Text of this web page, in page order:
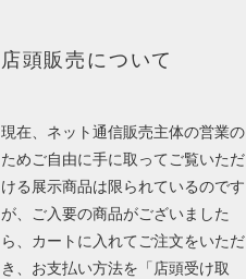
店頭販売について
現在、ネット通信販売主体の営業の
ためご自由に手に取ってご覧いただ
ける展示商品は限られているのです
が、ご入要の商品がございました
ら、カートに入れてご注文をいただ
き、お支払い方法を「店頭受け取